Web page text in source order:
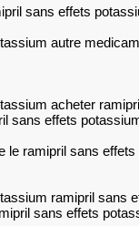
sans effets
autre
acheter
sans effets
le ramipril sans
ramipril sans
sans effets